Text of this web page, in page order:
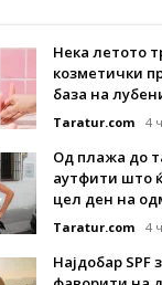
Нека летото
козметички
база на
Taratur.com 4
Од плажа до
аутфити што
цел ден на
Taratur.com 4
Најдобар SPF